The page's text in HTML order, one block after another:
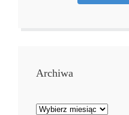
Archiwa
Archiwa